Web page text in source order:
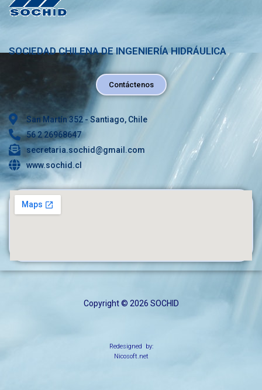
SOCIEDAD CHILENA DE INGENIERÍA HIDRÁULICA
Contáctenos
San Martín 352 - Santiago, Chile
56 2 26968647
secretaria.sochid@gmail.com
www.sochid.cl
Copyright © 2026 SOCHID
Redesigned by:
Nicosoft.net